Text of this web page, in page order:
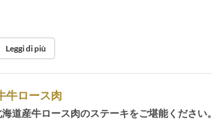
1 ~
Leggi di più
牛ロース肉
道産牛ロース肉のステーキをご堪能ください。